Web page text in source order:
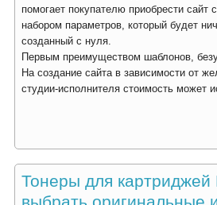
помогает покупателю приобрести сайт
набором параметров, который будет
созданный с нуля.
Первым преимуществом шаблонов,
На создание сайта в зависимости от
студии-исполнителя стоимость может
Тонеры для картриджей